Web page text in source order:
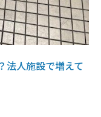
法人施設で増えて